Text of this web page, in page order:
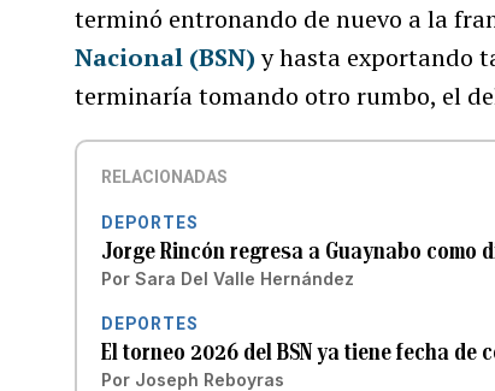
terminó entronando de nuevo a la
Nacional (BSN)y hasta exportando
terminaría tomando otro rumbo, el
RELACIONADAS
DEPORTES
Jorge Rincón regresa a Guaynabo como
Por Sara Del Valle Hernández
DEPORTES
El torneo 2026 del BSN ya tiene fecha de
Por Joseph Reboyras